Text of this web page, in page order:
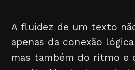
A fluidez de um texto
apenas da conexão
mas também do ritmo e